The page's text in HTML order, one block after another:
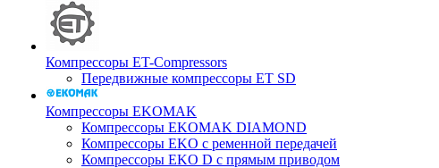
Компрессоры ET-Compressors
Передвижные компрессоры ET SD
Компрессоры EKOMAK
Компрессоры EKOMAK DIAMOND
Компрессоры EKO c ременной передачей
Компрессоры EKO D с прямым приводом